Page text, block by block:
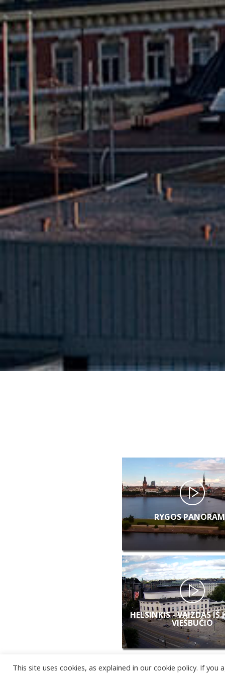
RYGOS
HELSINKIS - VAIZDAS IŠ
VIEŠBUČIO
This site uses cookies, as explained in our cookie policy. If